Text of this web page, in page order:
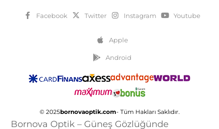
Facebook Twitter Instagram Youtube
Apple
Android
© 2025bornovaoptik.com- Tüm Hakları Saklıdır.
Bornova Optik – Güneş Gözlüğünde